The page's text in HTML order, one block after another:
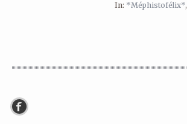
In: *Méphistofélix*,